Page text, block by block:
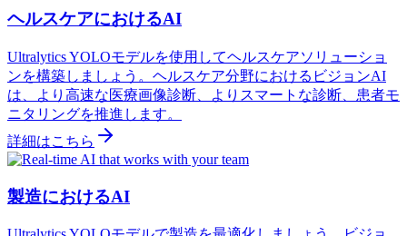
ヘルスケアにおけるAI
Ultralytics YOLOモデルを使用してヘルスケアソリューショ
ンを構築しましょう。ヘルスケア分野におけるビジョンAI
は、より高速な医療画像診断、よりスマートな診断、患者モ
ニタリングを推進します。
詳細はこちら
製造におけるAI